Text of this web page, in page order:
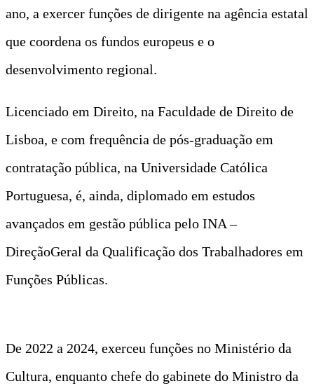
ano, a exercer funções de dirigente na agência estatal
que coordena os fundos europeus e o
desenvolvimento regional.
Licenciado em Direito, na Faculdade de Direito de
Lisboa, e com frequência de pós-graduação em
contratação pública, na Universidade Católica
Portuguesa, é, ainda, diplomado em estudos
avançados em gestão pública pelo INA –
DireçãoGeral da Qualificação dos Trabalhadores em
Funções Públicas.
De 2022 a 2024, exerceu funções no Ministério da
Cultura, enquanto chefe do gabinete do Ministro da